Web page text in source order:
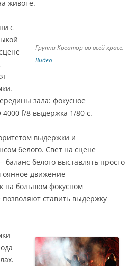
животе.
Группа Креатор во всей красе.
Видео
с
зала: фокусное
4000 f/8 выдержка 1/80 с.
выдержки и
белого. Свет на сцене
белого выставлять просто
движение
на большом фокусном
ставить выдержку